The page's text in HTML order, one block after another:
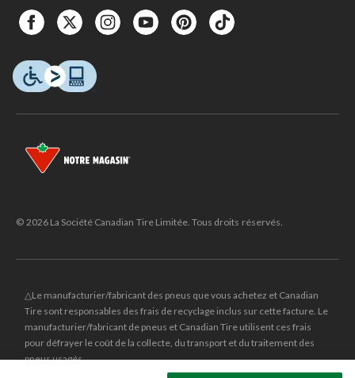
© 2026 La Société Canadian Tire Limitée. Tous droits réservés.
△Le manufacturier/fabricant des pneus que vous achetez et Canadian
Tire sont responsables des frais de recyclage inclus sur cette facture. Le
manufacturier/fabricant de pneus et Canadian Tire utilisent ces frais
pour défrayer le coût de la collecte, du transport et du traitement des
pneus usagés.